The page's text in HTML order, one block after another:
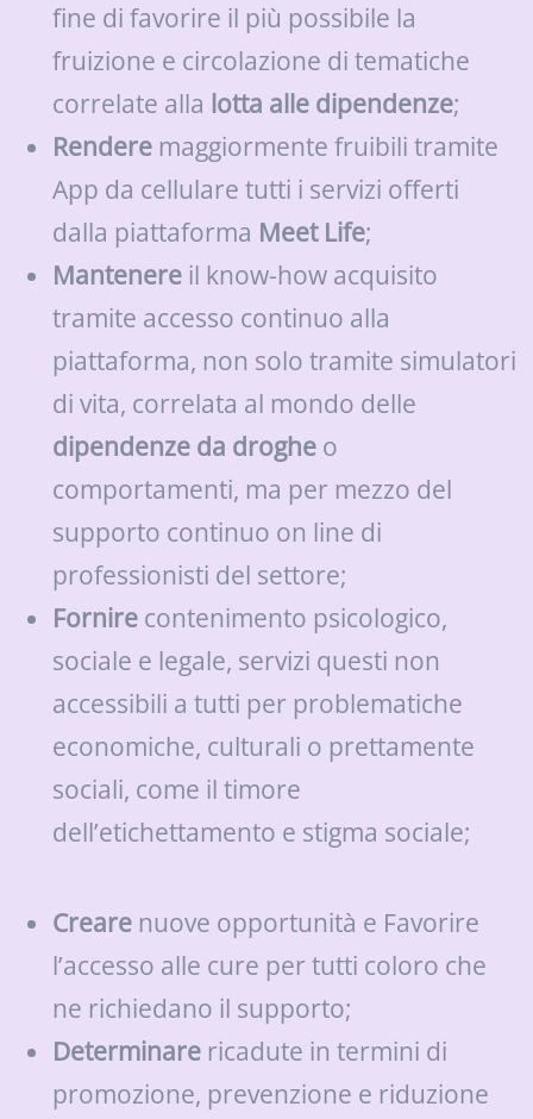
fine di favorire il più possibile la
fruizione e circolazione di tematiche
correlate alla lotta alle dipendenze;
Rendere maggiormente fruibili tramite
App da cellulare tutti i servizi offerti
dalla piattaforma Meet Life;
Mantenere il know-how acquisito
tramite accesso continuo alla
piattaforma, non solo tramite simulatori
di vita, correlata al mondo delle
dipendenze da droghe o
comportamenti, ma per mezzo del
supporto continuo on line di
professionisti del settore;
Fornire contenimento psicologico,
sociale e legale, servizi questi non
accessibili a tutti per problematiche
economiche, culturali o prettamente
sociali, come il timore
dell’etichettamento e stigma sociale;
Creare nuove opportunità e Favorire
l’accesso alle cure per tutti coloro che
ne richiedano il supporto;
Determinare ricadute in termini di
promozione, prevenzione e riduzione